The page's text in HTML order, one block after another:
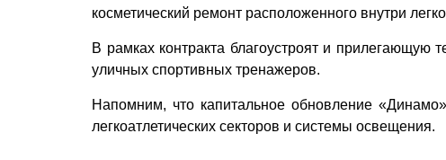
косметический ремонт расположенного внутри
В рамках контракта благоустроят и прилегающую
уличных спортивных тренажеров.
Напомним, что капитальное обновление
легкоатлетических секторов и системы освещения.